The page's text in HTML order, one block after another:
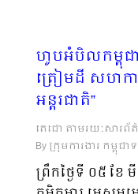
ហូបអំបិលកម្ពុជា
ត្រៀមដី សហកា
អន្តរជាតិ”
តេជោ តាមរយៈសារព័
By ក្រុមការងារ កម្ពុជា
ព្រឹកថ្ងៃទី ០៥ ខែ